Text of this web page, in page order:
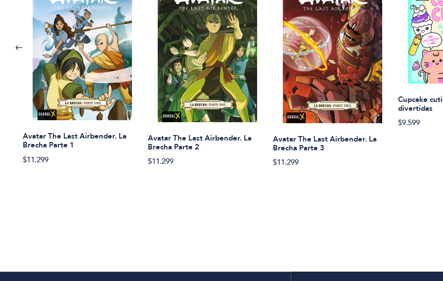
Avatar The Last Airbender. La
Brecha Parte 1
$11.299
Avatar The Last Airbender. La
Brecha Parte 2
$11.299
Avatar The Last Airbender. La
Brecha Parte 3
$11.299
Cupcake
divertidas
$9.599